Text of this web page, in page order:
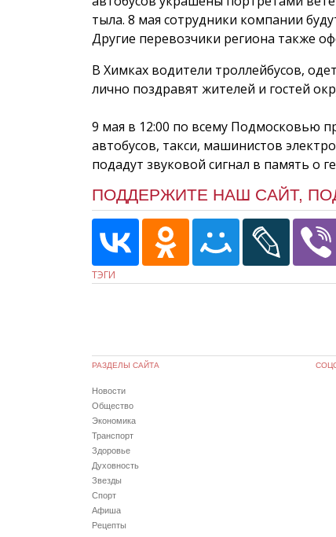
тыла. 8 мая сотрудники компании
Другие перевозчики региона также
В Химках водители троллейбусов,
лично поздравят жителей и гостей
9 мая в 12:00 по всему Подмосковью
автобусов, такси, машинистов
подадут звуковой сигнал в память о
ПОДДЕРЖИТЕ НАШ САЙТ,
ТЭГИ
РАЗДЕЛЫ САЙТА
Новости
Общество
Экономика
Транспорт
Здоровье
Духовность
Звезды
Спорт
Афиша
Рецепты